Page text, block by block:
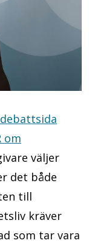
om
väljer
det både
till
kräver
som tar vara